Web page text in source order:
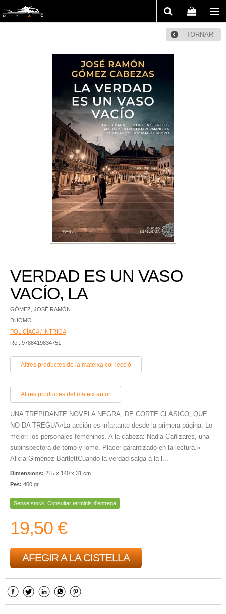
TORNAR
VERDAD ES UN VASO
VACÍO, LA
GÓMEZ, JOSÉ RAMÓN
DUOMO
POLICÍACA / INTRIGA
Ref. 9788419834751
Altres productes de la mateixa col·lecció
Altres productes del mateix autor
UNA TREPIDANTE NOVELA NEGRA, DE CORTE CLÁSICO, QUE
NO DA TREGUA«La acción es infartante desde la primera página. Lo
mejor: los personajes femeninos. A la cabeza: Nadia Cañizares, una
subinspectora de tomo y lomo. Placer garantizado en la lectura.»
Alicia Giménez BartlettCuando la verdad salga a la l...
Dimensions: 215 x 140 x 31 cm
Pes: 400 gr
Sense stock. Consultar terminis d'entrega
19,50 €
AFEGIR A LA CISTELLA